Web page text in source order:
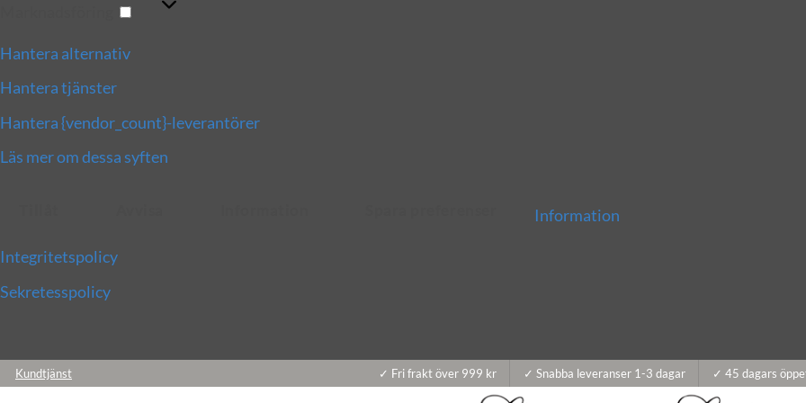
Hantera alternativ
Hantera tjänster
Hantera {vendor_count}-leverantörer
Läs mer om dessa syften
Information
Integritetspolicy
Sekretesspolicy
SkipKundtjänst ✓ Fri frakt över 999 kr ✓ Snabba leveranser 1-3 dagar ✓ 45 dagars